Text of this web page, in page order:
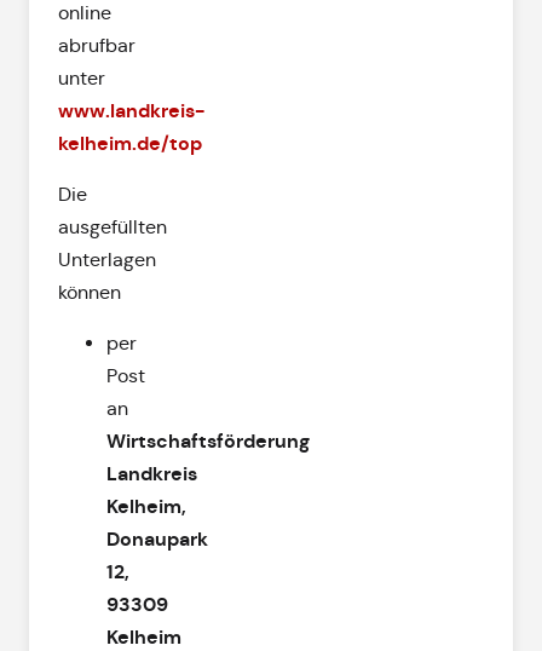
online
abrufbar
unter
www.landkreis-
kelheim.de/top
Die
ausgefüllten
Unterlagen
können
per
Post
an
Wirtschaftsförderung
Landkreis
Kelheim,
Donaupark
12,
93309
Kelheim